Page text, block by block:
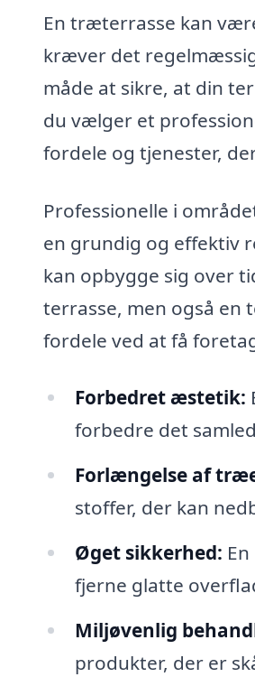
En træterrasse kan
kræver det
måde at sikre, at din
du vælger et
fordele og tjenester,
Professionelle i
en grundig og effektiv
kan opbygge sig over
terrasse, men også en
fordele ved at få
Forbedret æstetik:
forbedre det
Forlængelse af
stoffer, der kan
Øget sikkerhed:
fjerne glatte
Miljøvenlig
produkter, der er